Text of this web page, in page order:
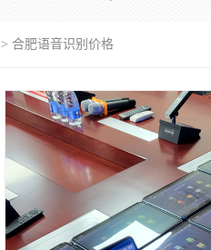
> 合肥语音识别价格